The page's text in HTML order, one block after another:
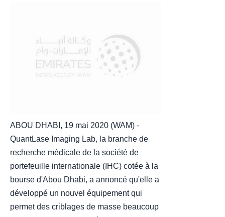
ABOU DHABI, 19 mai 2020 (WAM) -
QuantLase Imaging Lab, la branche de
recherche médicale de la société de
portefeuille internationale (IHC) cotée à la
bourse d'Abou Dhabi, a annoncé qu'elle a
développé un nouvel équipement qui
permet des criblages de masse beaucoup